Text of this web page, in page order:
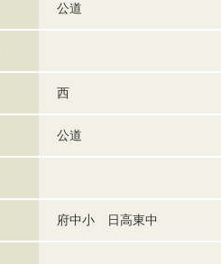
公道
西
公道
府中小 日高東中